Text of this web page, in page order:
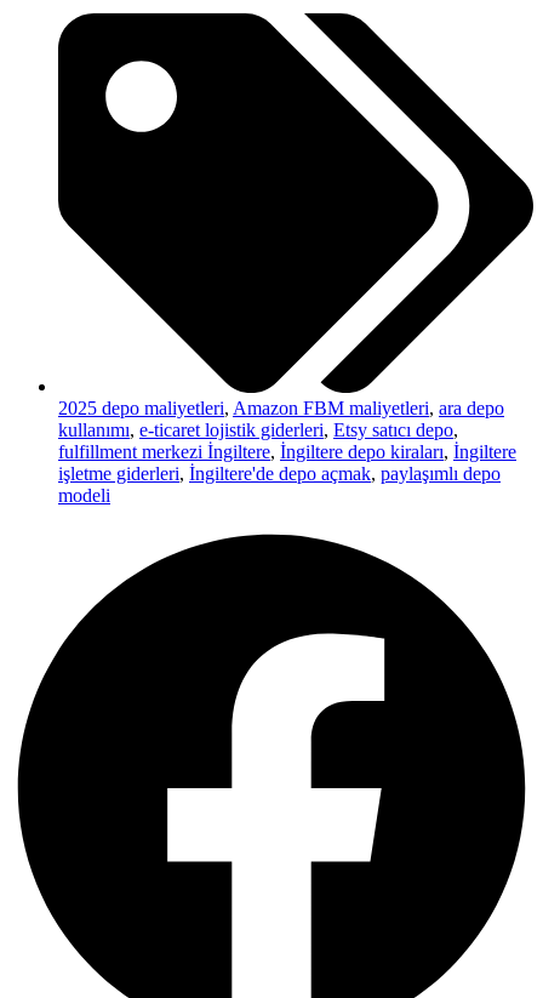
2025 depo maliyetleri, Amazon FBM maliyetleri, ara depo
kullanımı, e-ticaret lojistik giderleri, Etsy satıcı depo,
fulfillment merkezi İngiltere, İngiltere depo kiraları, İngiltere
işletme giderleri, İngiltere'de depo açmak, paylaşımlı depo
modeli